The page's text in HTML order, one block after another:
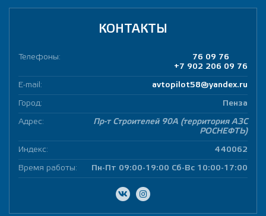
КОНТАКТЫ
Телефоны:
76 09 76
+7 902 206 09 76
E-mail: avtopilot58@yandex.ru
Город: Пенза
Адрес:
Пр-т Строителей 90А (территория АЗС
РОСНЕФТЬ)
Индекс: 440062
Время работы: Пн-Пт 09:00-19:00 Сб-Вс 10:00-17:00